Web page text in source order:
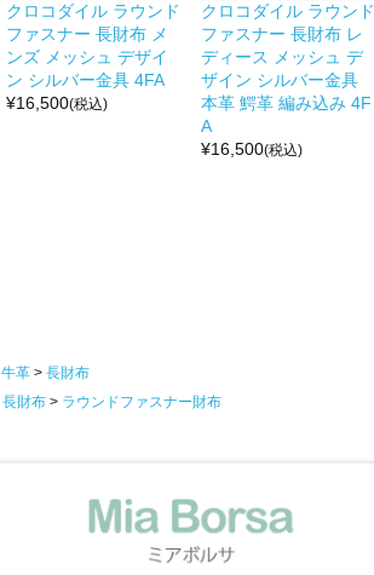
クロコダイル ラウンド
ファスナー 長財布 メ
ンズ メッシュ デザイ
ン シルバー金具 4FA
¥16,500(税込)
クロコダイル ラウンド
ファスナー 長財布 レ
ディース メッシュ デ
ザイン シルバー金具
本革 鰐革 編み込み 4F
A
¥16,500(税込)
牛革
長財布
長財布
ラウンドファスナー財布